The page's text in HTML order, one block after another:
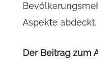
Aspekte abdeckt.
Der Beitrag zum